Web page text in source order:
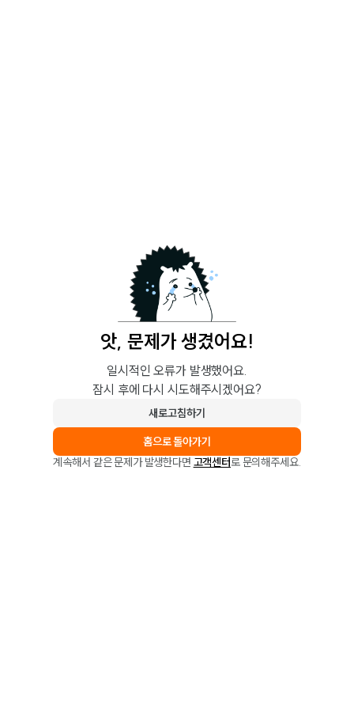
앗, 문제가 생겼어요!
일시적인 오류가 발생했어요.
잠시 후에 다시 시도해주시겠어요?
새로고침하기
홈으로 돌아가기
계속해서 같은 문제가 발생한다면 고객센터로 문의해주세요.